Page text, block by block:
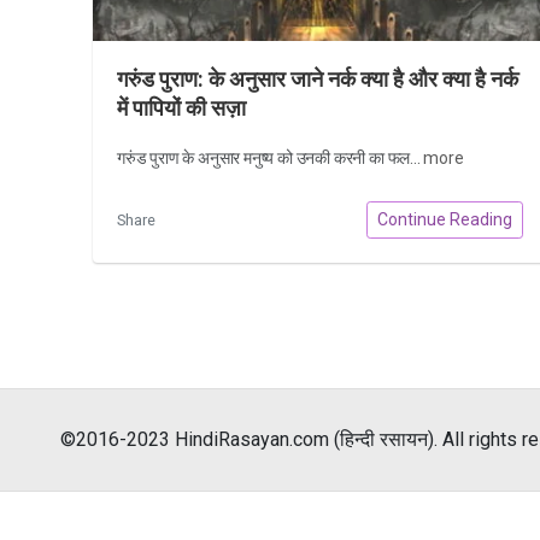
गरुंड पुराण: के अनुसार जाने नर्क क्या है और क्या है नर्क
में पापियों की सज़ा
गरुंड पुराण के अनुसार मनुष्य को उनकी करनी का फल...more
Share Continue Reading
©2016-2023 HindiRasayan.com (हिन्दी रसायन). All rights